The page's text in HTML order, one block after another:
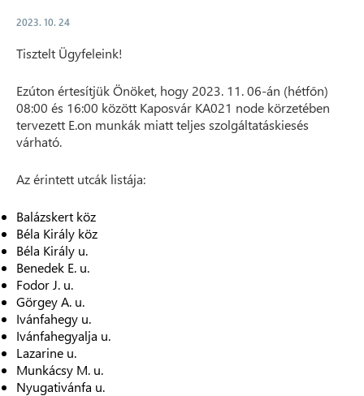
2023. 10. 24
Tisztelt Ügyfeleink!
Ezúton értesítjük Önöket, hogy 2023. 11. 06-án (hétfőn)
08:00 és 16:00 között Kaposvár KA021 node körzetében
tervezett E.on munkák miatt teljes szolgáltatáskiesés
várható.
Az érintett utcák listája:
Balázskert köz
Béla Király köz
Béla Király u.
Benedek E. u.
Fodor J. u.
Görgey A. u.
Ivánfahegy u.
Ivánfahegyalja u.
Lazarine u.
Munkácsy M. u.
Nyugativánfa u.